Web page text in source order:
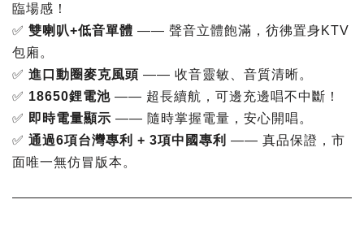
臨場感！
✅ 雙喇叭+低音單體 —— 聲音立體飽滿，彷彿置身KTV
包廂。
✅ 進口動圈麥克風頭 —— 收音靈敏、音質清晰。
✅ 18650鋰電池 —— 超長續航，可邊充邊唱不中斷！
✅ 即時電量顯示 —— 隨時掌握電量，安心開唱。
✅ 通過6項台灣專利 + 3項中國專利 —— 真品保證，市
面唯一無仿冒版本。